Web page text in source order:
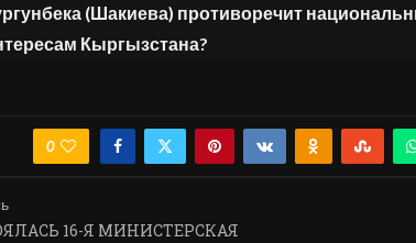
(Шакиева) противоречит
Кыргызстана?
0
16-Я МИНИСТЕРСКАЯ